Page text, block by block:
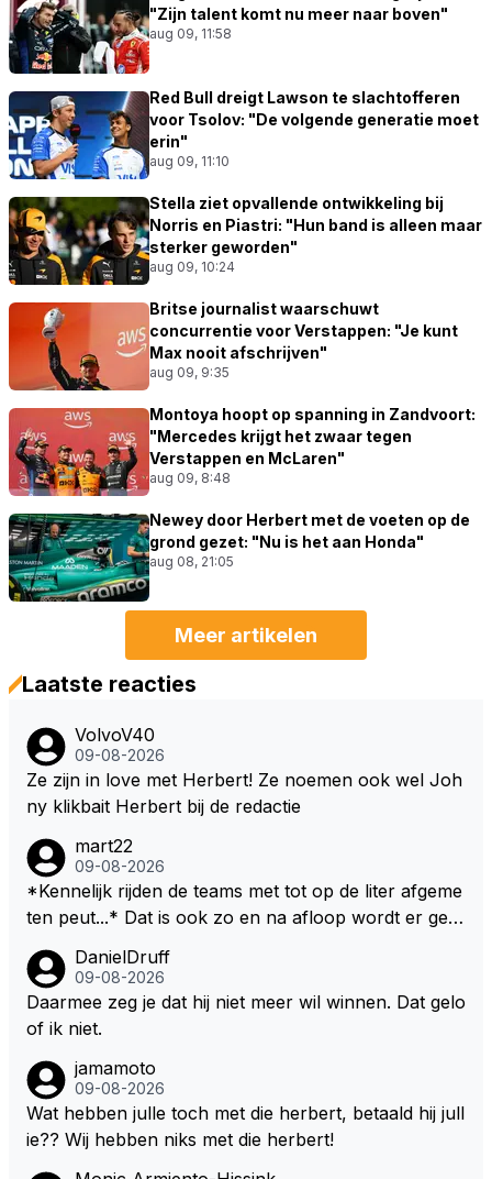
"Zijn talent komt nu meer naar boven"
aug 09, 11:58
Red Bull dreigt Lawson te slachtofferen
voor Tsolov: "De volgende generatie moet
erin"
aug 09, 11:10
Stella ziet opvallende ontwikkeling bij
Norris en Piastri: "Hun band is alleen maar
sterker geworden"
aug 09, 10:24
Britse journalist waarschuwt
concurrentie voor Verstappen: "Je kunt
Max nooit afschrijven"
aug 09, 9:35
Montoya hoopt op spanning in Zandvoort:
"Mercedes krijgt het zwaar tegen
Verstappen en McLaren"
aug 09, 8:48
Newey door Herbert met de voeten op de
grond gezet: "Nu is het aan Honda"
aug 08, 21:05
Meer artikelen
Laatste reacties
VolvoV40
09-08-2026
Ze zijn in love met Herbert! Ze noemen ook wel Joh
ny klikbait Herbert bij de redactie
mart22
09-08-2026
*Kennelijk rijden de teams met tot op de liter afgeme
ten peut...* Dat is ook zo en na afloop wordt er gec
zitten. Om die reden is Vettel ooit gediskwalificeerd. J
e hoort soms ook wel eens dat ze brandstoof moete
n sparen als de race engineer denkt dat ze die ene li
door die 1 liter te verhogen naar bijv. 5 liter en dan di
e ronden achter SC niet mee te tellen. Na x ronden
SC moet er na afloop niet nog 5 maar x liter inzitten.
DanielDruff
09-08-2026
Daarmee zeg je dat hij niet meer wil winnen. Dat gelo
of ik niet.
jamamoto
09-08-2026
Wat hebben julle toch met die herbert, betaald hij jull
ie?? Wij hebben niks met die herbert!